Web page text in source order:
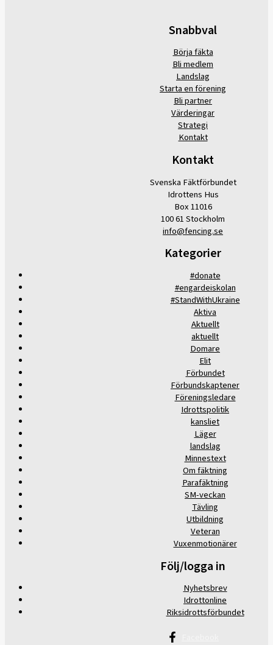
Snabbval
Börja fäkta
Bli medlem
Landslag
Starta en förening
Bli partner
Värderingar
Strategi
Kontakt
Kontakt
Svenska Fäktförbundet
Idrottens Hus
Box 11016
100 61 Stockholm
info@fencing.se
Kategorier
#donate
#engardeiskolan
#StandWithUkraine
Aktiva
Aktuellt
aktuellt
Domare
Elit
Förbundet
Förbundskaptener
Föreningsledare
Idrottspolitik
kansliet
Läger
landslag
Minnestext
Om fäktning
Parafäktning
SM-veckan
Tävling
Utbildning
Veteran
Vuxenmotionärer
Följ/logga in
Nyhetsbrev
Idrottonline
Riksidrottsförbundet